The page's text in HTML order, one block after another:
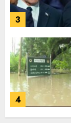
3
4